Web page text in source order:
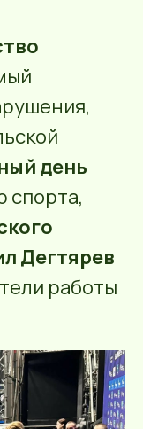
день
спорта,
Дегтярев
работы